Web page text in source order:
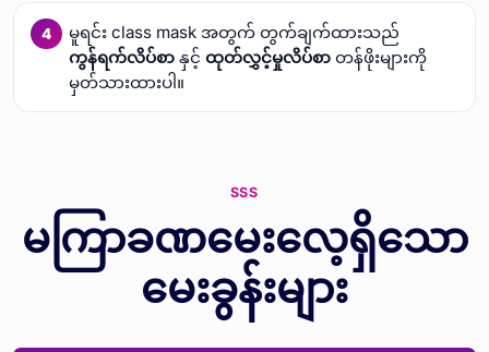
မူရင်း class mask အတွက် တွက်ချက်ထားသည်
ကွန်ရက်လိပ်စာနှင့် ထုတ်လွှင့်မှုလိပ်စာတန်ဖိုးများကို
မှတ်သားထားပါ။
SSS
မကြာခဏမေးလေ့ရှိသော
မေးခွန်းများ